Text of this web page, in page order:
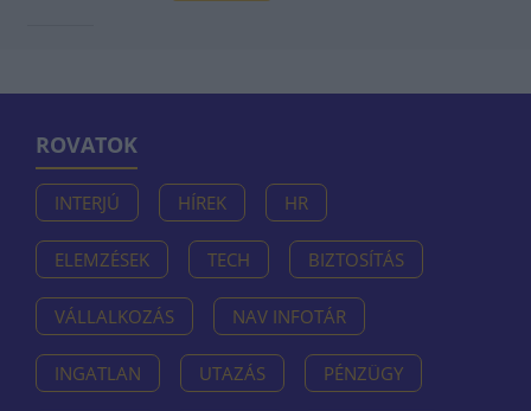
ROVATOK
INTERJÚ HÍREK HR
ELEMZÉSEK TECH BIZTOSÍTÁS
VÁLLALKOZÁS NAV INFOTÁR
INGATLAN UTAZÁS PÉNZÜGY